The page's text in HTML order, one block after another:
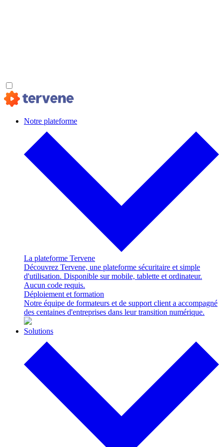
Notre plateforme
La plateforme Tervene
Découvrez Tervene, une plateforme sécuritaire et simple
d'utilisation. Disponible sur mobile, tablette et ordinateur.
Aucun code requis.
Déploiement et formation
Notre équipe de formateurs et de support client a accompagné
des centaines d'entreprises dans leur transition numérique.
Solutions